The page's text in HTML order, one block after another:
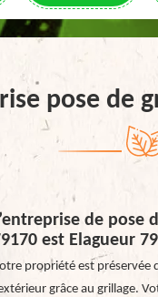
pose de
de pose
est Elagueur 79
propriété est préservée
grâce au grillage.